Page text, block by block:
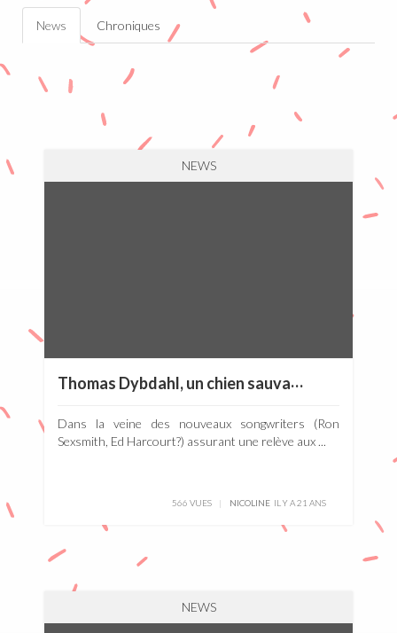
News Chroniques
NEWS
T
homas Dybdahl, un chien sauvage ?
Dans la veine des nouveaux songwriters (Ron
Sexsmith, Ed Harcourt?) assurant une relève aux ...
566 VUES NICOLINE IL Y A 21 ANS
NEWS